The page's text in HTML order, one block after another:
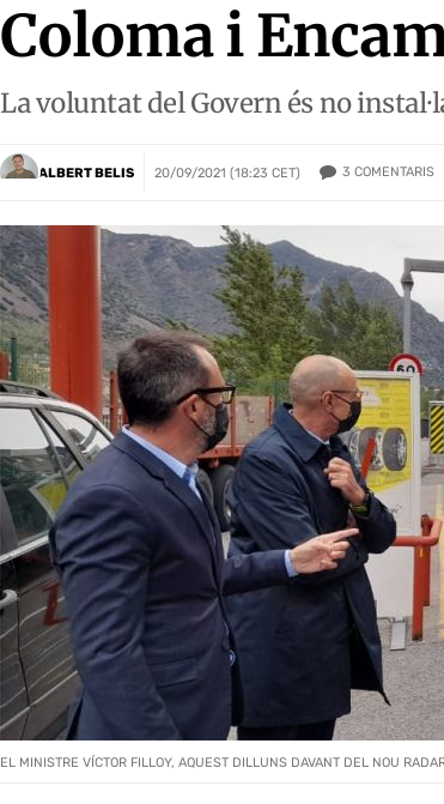
Coloma i
La voluntat del Govern és no
ALBERT BELIS 20/09/2021 (18:23 CET) 3 COMENTARIS
EL MINISTRE VÍCTOR FILLOY, AQUEST DILLUNS DAVANT DEL NOU